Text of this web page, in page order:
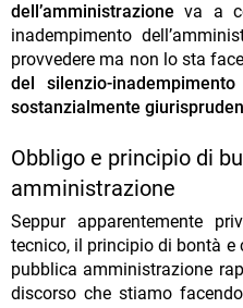
dell’amministrazione va a
inadempimento
provvedere ma non lo sta
del silenzio-
sostanzialmente
Obbligo e principio di
amministrazione
Seppur apparentemente
tecnico, il principio di bontà e
pubblica amministrazione
discorso che stiamo